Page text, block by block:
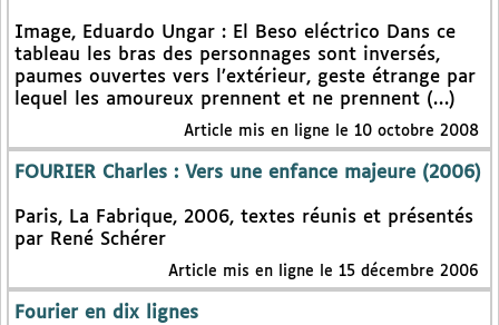
Image, Eduardo Ungar : El Beso eléctrico Dans ce
tableau les bras des personnages sont inversés,
paumes ouvertes vers l’extérieur, geste étrange par
lequel les amoureux prennent et ne prennent (…)
Article mis en ligne le 10 octobre 2008
FOURIER Charles : Vers une enfance majeure (2006)
Paris, La Fabrique, 2006, textes réunis et présentés
par René Schérer
Article mis en ligne le 15 décembre 2006
Fourier en dix lignes